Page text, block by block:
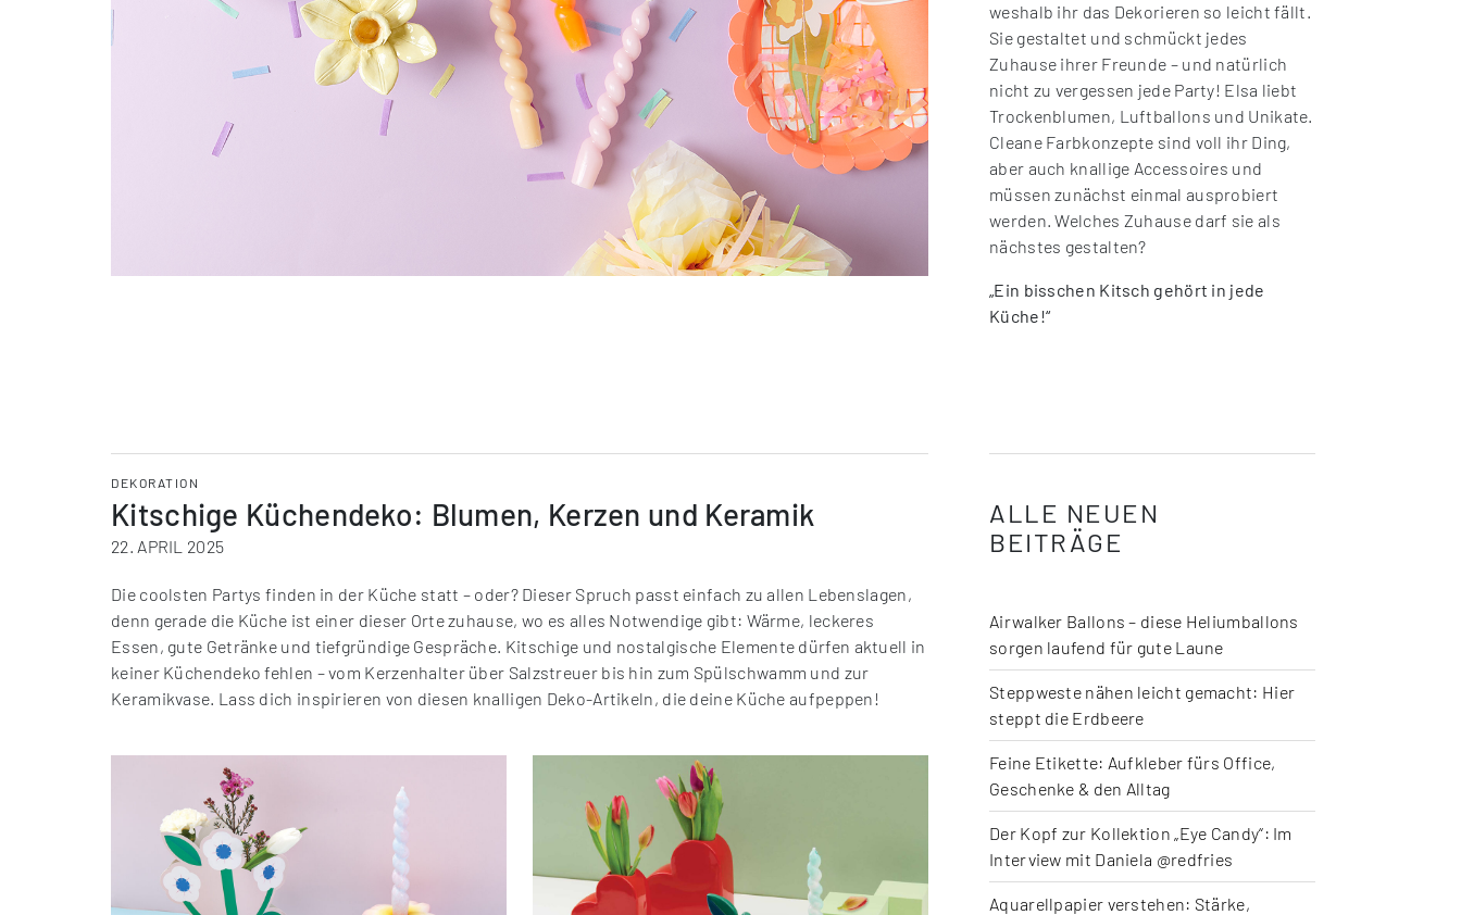
weshalb ihr das Dekorieren so leicht fällt.
Sie gestaltet und schmückt jedes
Zuhause ihrer Freunde – und natürlich
nicht zu vergessen jede Party! Elsa liebt
Trockenblumen, Luftballons und Unikate.
Cleane Farbkonzepte sind voll ihr Ding,
aber auch knallige Accessoires und
müssen zunächst einmal ausprobiert
werden. Welches Zuhause darf sie als
nächstes gestalten?
„Ein bisschen Kitsch gehört in jede
Küche!“
DEKORATION
Kitschige Küchen­deko: Blumen, Kerzen und Keramik
22. APRIL 2025
Die coolsten Partys finden in der Küche statt – oder? Dieser Spruch passt einfach zu allen Lebenslagen,
denn gerade die Küche ist einer dieser Orte zuhause, wo es alles Notwendige gibt: Wärme, leckeres
Essen, gute Getränke und tiefgründige Gespräche. Kitschige und nostalgische Elemente dürfen aktuell in
keiner Küchendeko fehlen – vom Kerzenhalter über Salzstreuer bis hin zum Spülschwamm und zur
Keramikvase. Lass dich inspirieren von diesen knalligen Deko-Artikeln, die deine Küche aufpeppen!
ALLE NEUEN
BEITRÄGE
Airwalker Ballons – diese Heliumballons
sorgen laufend für gute Laune
Steppweste nähen leicht gemacht: Hier
steppt die Erdbeere
Feine Etikette: Aufkleber fürs Office,
Geschenke & den Alltag
Der Kopf zur Kollektion „Eye Candy“: Im
Interview mit Daniela @redfries
Aquarellpapier verstehen: Stärke,